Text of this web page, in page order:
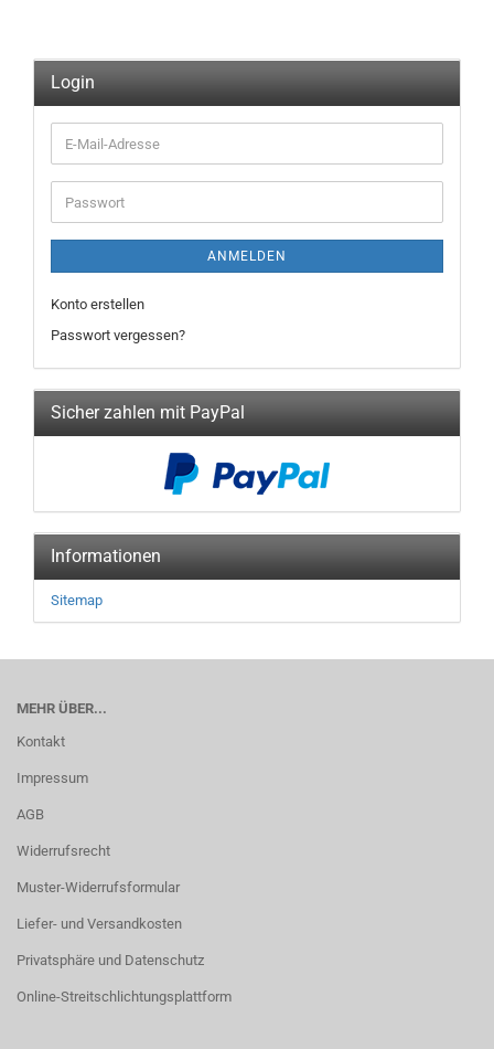
Login
E-
Mail-
Adresse
Passwort
ANMELDEN
Konto erstellen
Passwort vergessen?
Sicher zahlen mit PayPal
Informationen
Sitemap
MEHR ÜBER...
Kontakt
Impressum
AGB
Widerrufsrecht
Muster-Widerrufsformular
Liefer- und Versandkosten
Privatsphäre und Datenschutz
Online-Streitschlichtungsplattform